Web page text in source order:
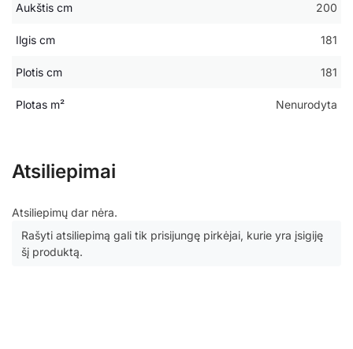
Aukštis cm 200
Ilgis cm 181
Plotis cm 181
Plotas m² Nenurodyta
Atsiliepimai
Atsiliepimų dar nėra.
Rašyti atsiliepimą gali tik prisijungę pirkėjai, kurie yra įsigiję
šį produktą.